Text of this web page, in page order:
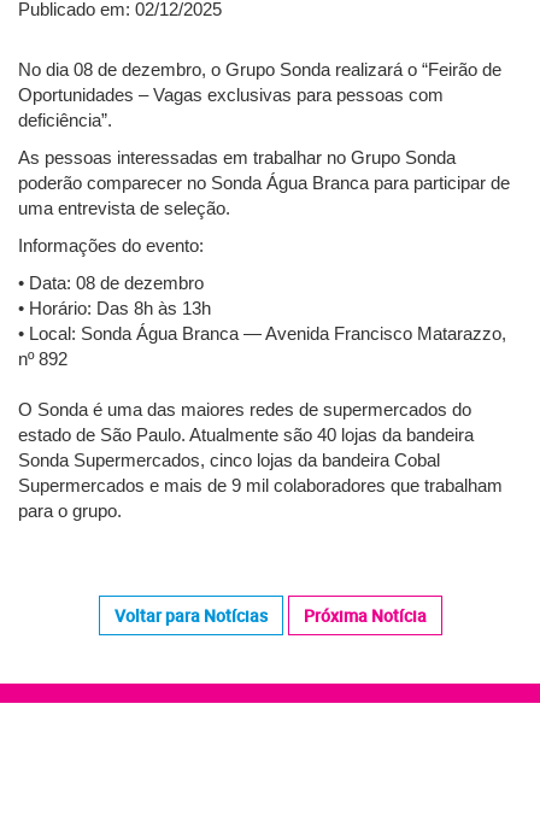
Publicado em: 02/12/2025
No dia 08 de dezembro, o Grupo Sonda realizará o “Feirão de
Oportunidades – Vagas exclusivas para pessoas com
deficiência”.
As pessoas interessadas em trabalhar no Grupo Sonda
poderão comparecer no Sonda Água Branca para participar de
uma entrevista de seleção.
Informações do evento:
• Data: 08 de dezembro
• Horário: Das 8h às 13h
• Local: Sonda Água Branca — Avenida Francisco Matarazzo,
nº 892
O Sonda é uma das maiores redes de supermercados do
estado de São Paulo. Atualmente são 40 lojas da bandeira
Sonda Supermercados, cinco lojas da bandeira Cobal
Supermercados e mais de 9 mil colaboradores que trabalham
para o grupo.
Voltar para Notícias Próxima Notícia